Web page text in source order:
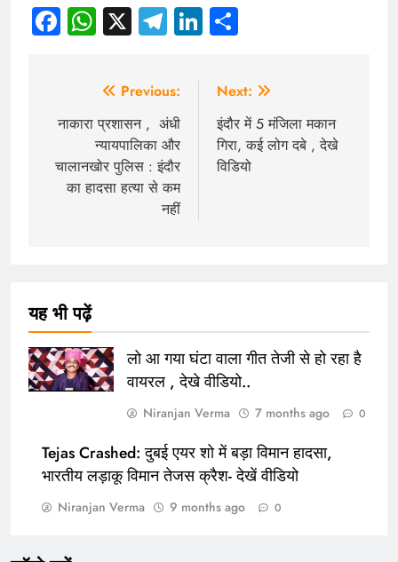
Facebook
WhatsApp
X Telegram
LinkedIn
navigation
Previous:
नाकारा प्रशासन , अंधी
न्यायपालिका और
चालानखोर पुलिस : इंदौर
का हादसा हत्या से कम
नहीं
Next:
इंदौर में 5 मंजिला मकान
गिरा, कई लोग दबे , देखे
विडियो
यह भी पढ़ें
लो आ गया घंटा वाला गीत तेजी से हो रहा है
वायरल , देखे वीडियो..
Niranjan Verma 7 months ago 0
Tejas Crashed: दुबई एयर शो में बड़ा विमान हादसा,
भारतीय लड़ाकू विमान तेजस क्रैश- देखें वीडियो
Niranjan Verma 9 months ago 0